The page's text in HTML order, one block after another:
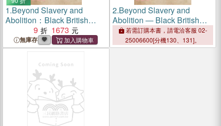
1.Beyond Slavery and
Abolition：Black British
Writing, c.1770-1830
9 1673
無庫存
2.Beyond Slavery and
Abolition ― Black British
Writing, C.1770-1830
若需訂購本書，請電洽客服 02-
25006600[分機130、131]。